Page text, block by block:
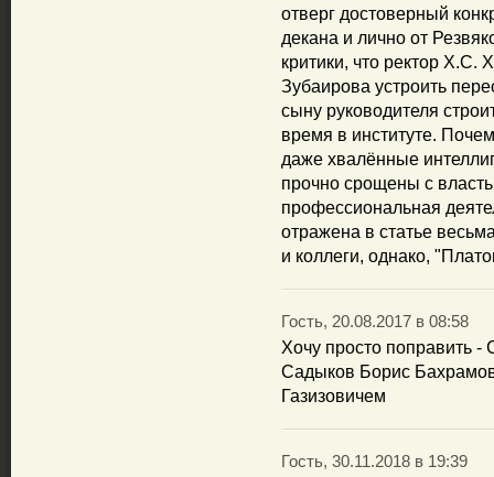
отверг достоверный
декана и лично от
критики, что ректор Х.С.
Зубаирова устроить
сыну руководителя
время в институте.
даже хвалённые
прочно срощены с
профессиональная
отражена в статье
и коллеги, однако,
Гость, 20.08.2017 в 08:58
Хочу просто поправить -
Садыков Борис
Газизовичем
Гость, 30.11.2018 в 19:39